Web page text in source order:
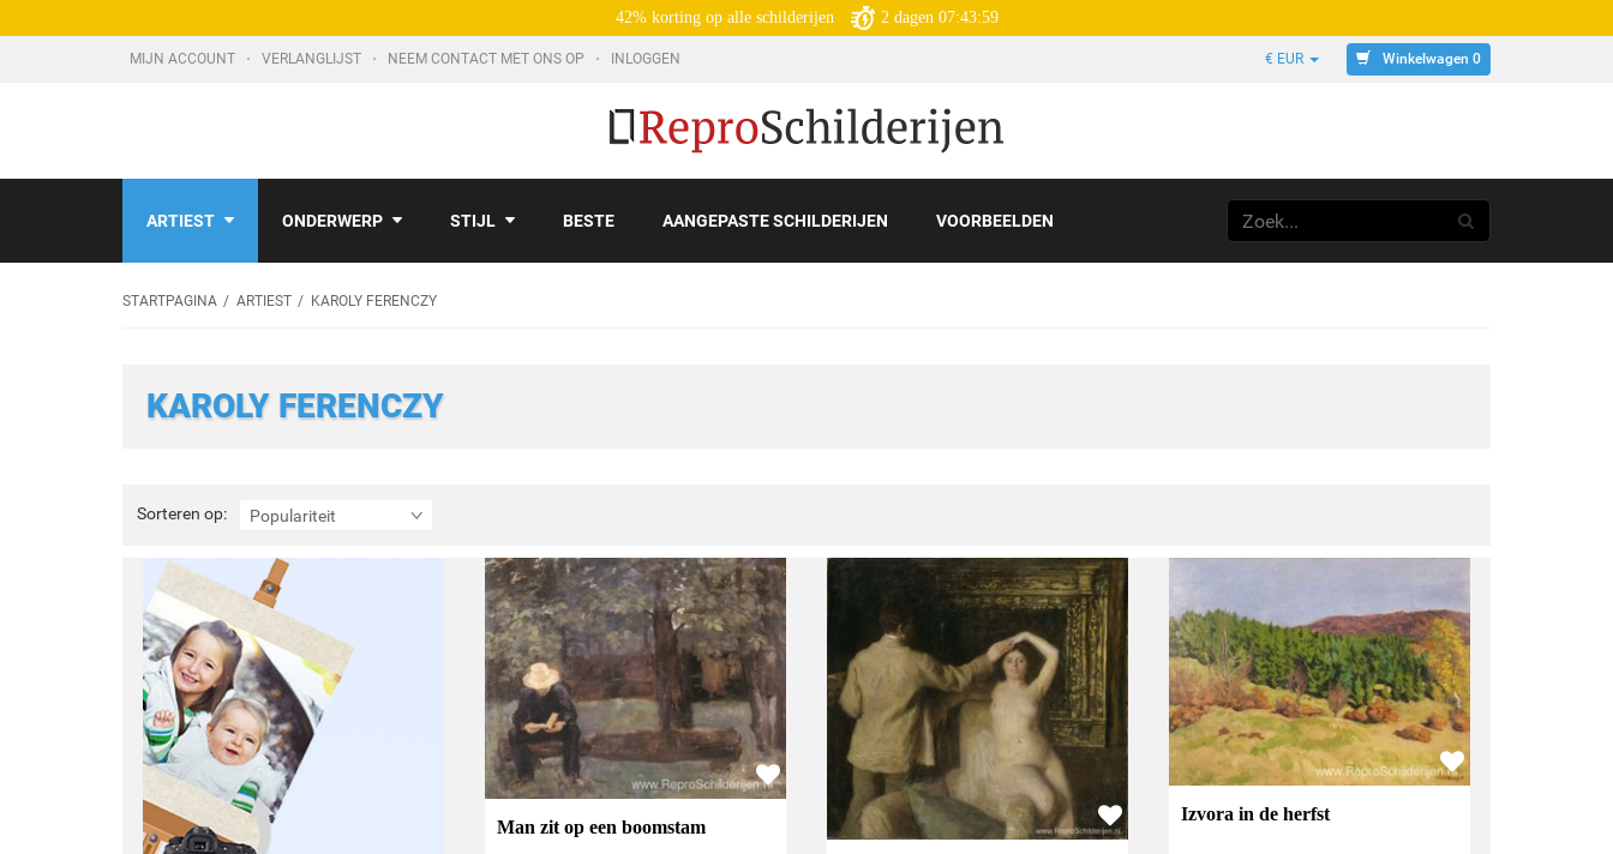
42% korting op alle schilderijen 2 dagen 07:43:57
MIJN ACCOUNT VERLANGLIJST NEEM CONTACT MET ONS OP INLOGGEN € EUR Winkelwagen 0
ARTIEST ONDERWERP STIJL BESTE AANGEPASTE SCHILDERIJEN VOORBEELDEN
STARTPAGINA ARTIEST KAROLY FERENCZY
KAROLY FERENCZY
Sorteren op: Populariteit
Sorteren
op:
Man zit op een boomstam
Izvora in de herfst